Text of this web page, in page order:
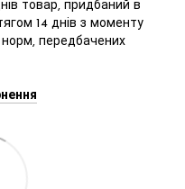
товар, придбаний в
14 днів з моменту
норм, передбачених